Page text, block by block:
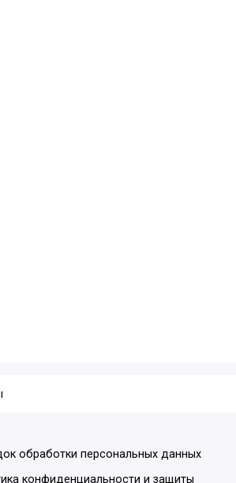
обработки персональных данных
конфиденциальности и защиты